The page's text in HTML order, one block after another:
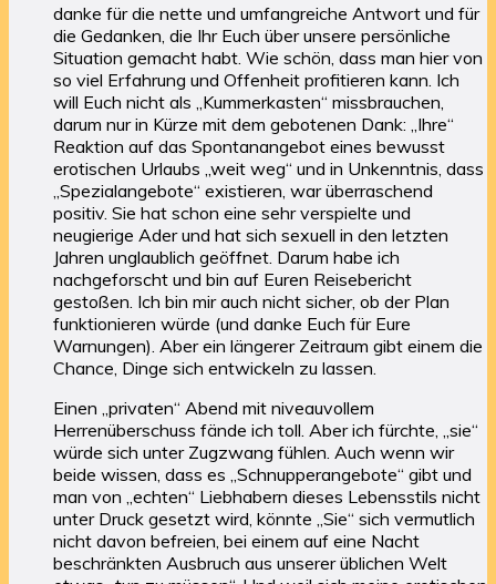
danke für die nette und umfangreiche Antwort und für
die Gedanken, die Ihr Euch über unsere persönliche
Situation gemacht habt. Wie schön, dass man hier von
so viel Erfahrung und Offenheit profitieren kann. Ich
will Euch nicht als „Kummerkasten“ missbrauchen,
darum nur in Kürze mit dem gebotenen Dank: „Ihre“
Reaktion auf das Spontanangebot eines bewusst
erotischen Urlaubs „weit weg“ und in Unkenntnis, dass
„Spezialangebote“ existieren, war überraschend
positiv. Sie hat schon eine sehr verspielte und
neugierige Ader und hat sich sexuell in den letzten
Jahren unglaublich geöffnet. Darum habe ich
nachgeforscht und bin auf Euren Reisebericht
gestoßen. Ich bin mir auch nicht sicher, ob der Plan
funktionieren würde (und danke Euch für Eure
Warnungen). Aber ein längerer Zeitraum gibt einem die
Chance, Dinge sich entwickeln zu lassen.
Einen „privaten“ Abend mit niveauvollem
Herrenüberschuss fände ich toll. Aber ich fürchte, „sie“
würde sich unter Zugzwang fühlen. Auch wenn wir
beide wissen, dass es „Schnupperangebote“ gibt und
man von „echten“ Liebhabern dieses Lebensstils nicht
unter Druck gesetzt wird, könnte „Sie“ sich vermutlich
nicht davon befreien, bei einem auf eine Nacht
beschränkten Ausbruch aus unserer üblichen Welt